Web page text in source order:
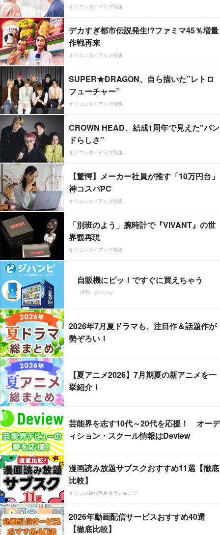
オリコンタイアップ特集
デカすぎ都市伝説発生!?ファミマ45％増量
作戦再来
オリコンタイアップ特集
SUPER★DRAGON、自ら描いた”レトロ
フューチャー”
オリコンタイアップ特集
CROWN HEAD、結成1周年で見えた”バン
ドらしさ”
オリコンタイアップ特集
【驚愕】メーカー社員が推す「10万円台」
神コスパPC
オリコンタイアップ特集
「別班のよう」腕時計で『VIVANT』の世
界観再現
オリコンタイアップ特集
自販機にピッ！ですぐに買えちゃう
（PR）ジハンピ
2026年7月夏ドラマも、注目作＆話題作が
勢ぞろい！
【夏アニメ2026】7月期夏の新アニメを一
挙紹介！
芸能界を志す10代～20代を応援！ オーデ
ィション・スクール情報はDeview
漫画読み放題サブスクおすすめ11選【徹底
比較】
オリコン顧客満足度ランキング
2026年動画配信サービスおすすめ40選
【徹底比較】